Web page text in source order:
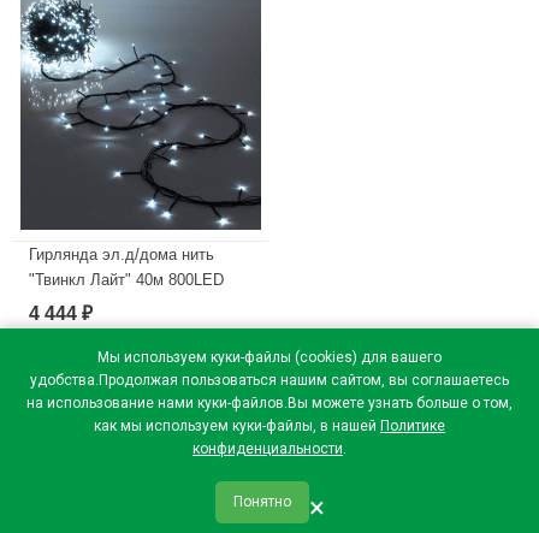
Мы используем куки-файлы (cookies) для вашего
удобства.Продолжая пользоваться нашим сайтом, вы соглашаетесь
на использование нами куки-файлов.Вы можете узнать больше о том,
как мы используем куки-файлы, в нашей Политике
конфиденциальности.
Понятно ×
Гирлянда эл.д/дома нить
"Твинкл Лайт" 40м 800LED
цв.белый
(ч.провод,соединение) 8реж.
IP20 арт.725-950
В наличии
4 444 ₽
qr_code